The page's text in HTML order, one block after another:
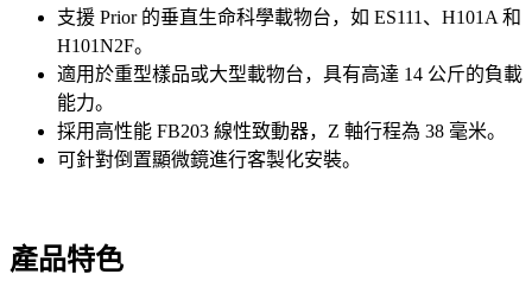
支援 Prior 的垂直生命科學載物台，如 ES111、H101A 和
H101N2F。
適用於重型樣品或大型載物台，具有高達 14 公斤的負載
能力。
採用高性能 FB203 線性致動器，Z 軸行程為 38 毫米。
可針對倒置顯微鏡進行客製化安裝。
產品特色